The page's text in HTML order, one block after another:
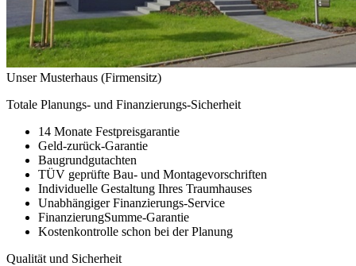
Unser Musterhaus (Firmensitz)
Totale Planungs- und Finanzierungs-Sicherheit
14 Monate Festpreisgarantie
Geld-zurück-Garantie
Baugrundgutachten
TÜV geprüfte Bau- und Montagevorschriften
Individuelle Gestaltung Ihres Traumhauses
Unabhängiger Finanzierungs-Service
FinanzierungSumme-Garantie
Kostenkontrolle schon bei der Planung
Qualität und Sicherheit